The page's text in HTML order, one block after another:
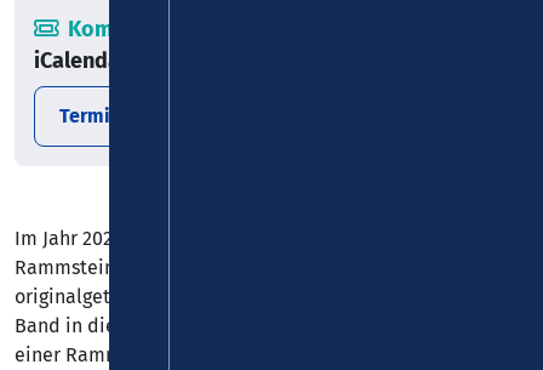
Kombiticket
iCalendar
Termin exportieren
Im Jahr 2026 heben Völkerball - die authentischste
Rammstein Tribute Band Europas - buchstäblich ab. Mit
originalgetreu nachgebauten Requisiten schafft es die
Band in diesem Jahr mehr als jemals zuvor, die Perfektion
einer Rammstein-Show ganz nah zu Euch zu bringen und